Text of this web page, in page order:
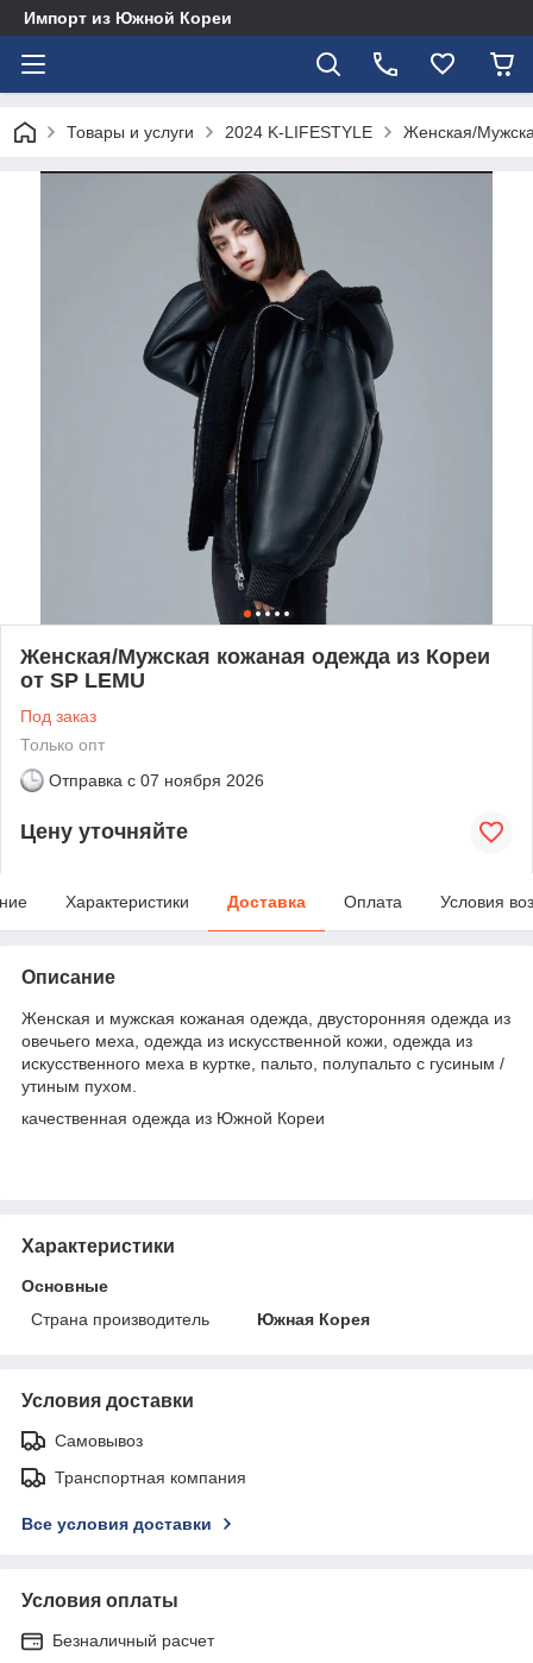
Импорт из Южной Кореи
Товары и услуги 2024 K-LIFESTYLE Женская/
Женская/Мужская кожаная одежда из Кореи
от SP LEMU
Под заказ
Только опт
Отправка с 07 ноября 2026
Цену уточняйте
Характеристики Доставка Оплата Условия
Описание
Женская и мужская кожаная одежда, двусторонняя одежда из
овечьего меха, одежда из искусственной кожи, одежда из
искусственного меха в куртке, пальто, полупальто с гусиным /
утиным пухом.
качественная одежда из Южной Кореи
Характеристики
Основные
Страна производитель
Южная Корея
Условия доставки
Самовывоз
Транспортная компания
Все условия доставки
Условия оплаты
Безналичный расчет